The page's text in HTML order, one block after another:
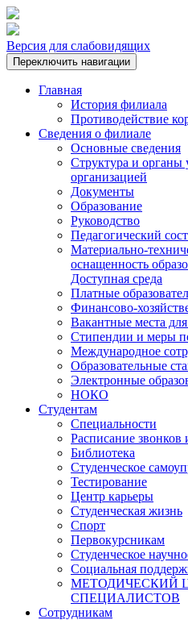
Версия для слабовидящих
Переключить навигации
Главная
История филиала
Противодействие
Сведения о филиале
Основные сведения
Структура и органы
организацией
Документы
Образование
Руководство
Педагогический
Материально-
оснащенность
Доступная среда
Платные
Финансово-
Вакантные места
Стипендии и меры
Международное
Образовательные
Электронные
НОКО
Студентам
Специальности
Расписание звонков
Библиотека
Студенческое
Тестирование
Центр карьеры
Студенческая жизнь
Спорт
Первокурсникам
Студенческое
Социальная
МЕТОДИЧЕСКИЙ
СПЕЦИАЛИСТОВ
Сотрудникам